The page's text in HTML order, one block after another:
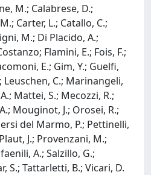
M.; Calabrese, D.;
Carter, L.; Catallo, C.;
M.; Di Placido, A.;
Flamini, E.; Fois, F.;
E.; Gim, Y.; Guelfi,
Leuschen, C.; Marinangeli,
Mattei, S.; Mecozzi, R.;
Mouginot, J.; Orosei, R.;
del Marmo, P.; Pettinelli,
J.; Provenzani, M.;
A.; Salzillo, G.;
S.; Tattarletti, B.; Vicari, D.